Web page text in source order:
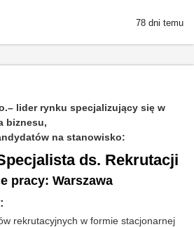
78 dni temu
lider rynku specjalizujący się w
biznesu,
na stanowisko:
ds. Rekrutacji
pracy: Warszawa
rekrutacyjnych w formie stacjonarnej